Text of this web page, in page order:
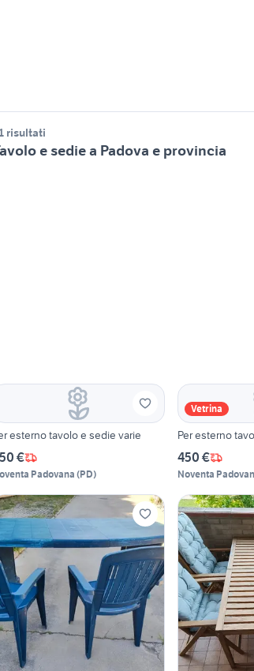
risultati
e sedie a Padova e provincia
esterno tavolo e sedie varie
€
Padovana (PD)
Vetrina
Per esterno
450 €
Noventa